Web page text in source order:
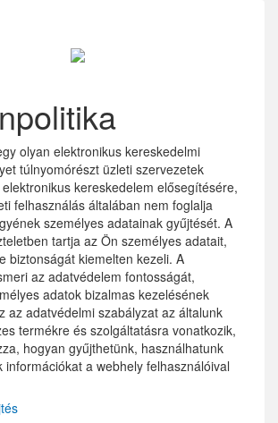
olyan elektronikus kereskedelmi
túlnyomórészt üzleti szervezetek
kereskedelem elősegítésére,
felhasználás általában nem foglalja
személyes adatainak gyűjtését. A
tartja az Ön személyes adatait,
biztonságát kiemelten kezeli. A
az adatvédelem fontosságát,
adatok bizalmas kezelésének
az adatvédelmi szabályzat az általunk
termékre és szolgáltatásra vonatkozik,
hogyan gyűjthetünk, használhatunk
információkat a webhely felhasználóival